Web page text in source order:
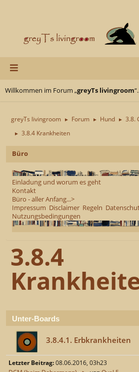
Willkommen im Forum „greyTs livingroom
greyTs livingroom ► Forum ► Hund ► 3.8.
► 3.8.4 Krankheiten
Büro
Einladung und worum es geht
Kontakt
Büro - aller Anfang...>
Impressum Disclaimer Regeln
Nutzungsbedingungen
3.8.4
Unter-Boards
3.8.4.1. Erbkrankheiten
Letzter Beitrag:08.06.2016, 03h23